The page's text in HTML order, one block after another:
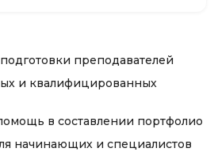
преподавателей
и квалифицированных
в составлении портфолио
начинающих и специалистов